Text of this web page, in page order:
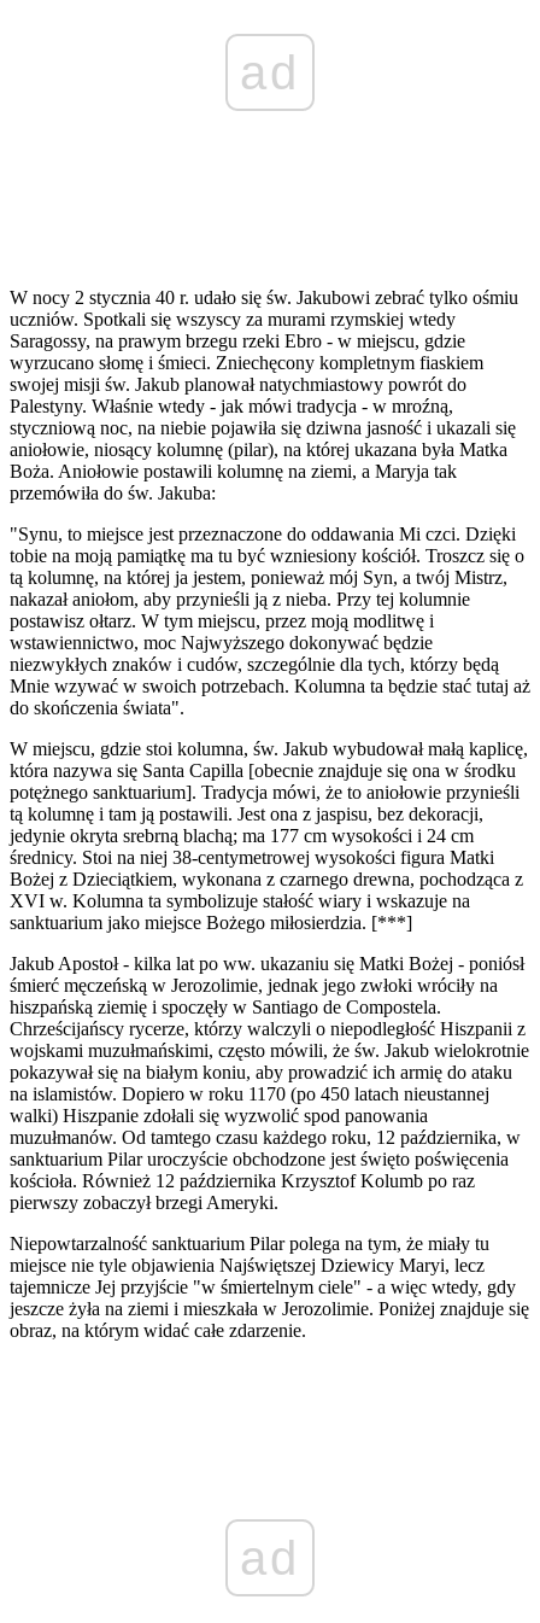
ad
W nocy 2 stycznia 40 r. udało się św. Jakubowi zebrać tylko ośmiu
uczniów. Spotkali się wszyscy za murami rzymskiej wtedy
Saragossy, na prawym brzegu rzeki Ebro - w miejscu, gdzie
wyrzucano słomę i śmieci. Zniechęcony kompletnym fiaskiem
swojej misji św. Jakub planował natychmiastowy powrót do
Palestyny. Właśnie wtedy - jak mówi tradycja - w mroźną,
styczniową noc, na niebie pojawiła się dziwna jasność i ukazali się
aniołowie, niosący kolumnę (pilar), na której ukazana była Matka
Boża. Aniołowie postawili kolumnę na ziemi, a Maryja tak
przemówiła do św. Jakuba:
"Synu, to miejsce jest przeznaczone do oddawania Mi czci. Dzięki
tobie na moją pamiątkę ma tu być wzniesiony kościół. Troszcz się o
tą kolumnę, na której ja jestem, ponieważ mój Syn, a twój Mistrz,
nakazał aniołom, aby przynieśli ją z nieba. Przy tej kolumnie
postawisz ołtarz. W tym miejscu, przez moją modlitwę i
wstawiennictwo, moc Najwyższego dokonywać będzie
niezwykłych znaków i cudów, szczególnie dla tych, którzy będą
Mnie wzywać w swoich potrzebach. Kolumna ta będzie stać tutaj aż
do skończenia świata".
W miejscu, gdzie stoi kolumna, św. Jakub wybudował małą kaplicę,
która nazywa się Santa Capilla [obecnie znajduje się ona w środku
potężnego sanktuarium]. Tradycja mówi, że to aniołowie przynieśli
tą kolumnę i tam ją postawili. Jest ona z jaspisu, bez dekoracji,
jedynie okryta srebrną blachą; ma 177 cm wysokości i 24 cm
średnicy. Stoi na niej 38-centymetrowej wysokości figura Matki
Bożej z Dzieciątkiem, wykonana z czarnego drewna, pochodząca z
XVI w. Kolumna ta symbolizuje stałość wiary i wskazuje na
sanktuarium jako miejsce Bożego miłosierdzia. [***]
Jakub Apostoł - kilka lat po ww. ukazaniu się Matki Bożej - poniósł
śmierć męczeńską w Jerozolimie, jednak jego zwłoki wróciły na
hiszpańską ziemię i spoczęły w Santiago de Compostela.
Chrześcijańscy rycerze, którzy walczyli o niepodległość Hiszpanii z
wojskami muzułmańskimi, często mówili, że św. Jakub wielokrotnie
pokazywał się na białym koniu, aby prowadzić ich armię do ataku
na islamistów. Dopiero w roku 1170 (po 450 latach nieustannej
walki) Hiszpanie zdołali się wyzwolić spod panowania
muzułmanów. Od tamtego czasu każdego roku, 12 października, w
sanktuarium Pilar uroczyście obchodzone jest święto poświęcenia
kościoła. Również 12 października Krzysztof Kolumb po raz
pierwszy zobaczył brzegi Ameryki.
Niepowtarzalność sanktuarium Pilar polega na tym, że miały tu
miejsce nie tyle objawienia Najświętszej Dziewicy Maryi, lecz
tajemnicze Jej przyjście "w śmiertelnym ciele" - a więc wtedy, gdy
jeszcze żyła na ziemi i mieszkała w Jerozolimie. Poniżej znajduje się
obraz, na którym widać całe zdarzenie.
ad